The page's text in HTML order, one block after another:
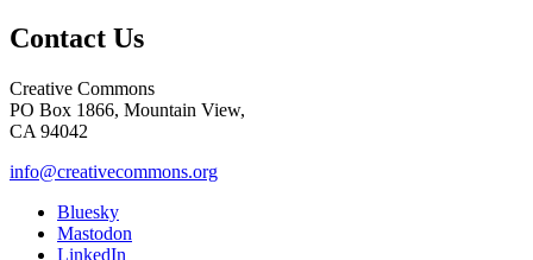
Contact Us
Creative Commons
PO Box 1866, Mountain View,
CA 94042
info@creativecommons.org
Bluesky
Mastodon
LinkedIn